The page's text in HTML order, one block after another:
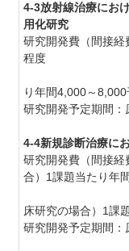
4-3放射線治療にお
用化研究
研究開発費（間接
程度
（ﾌｫﾛｰｱ
り年間4,000～
研究開発予定期間
4-4新規診断治療に
研究開発費（間接
合）1課題当たり年
（探索
床研究の場合）1課
研究開発予定期間